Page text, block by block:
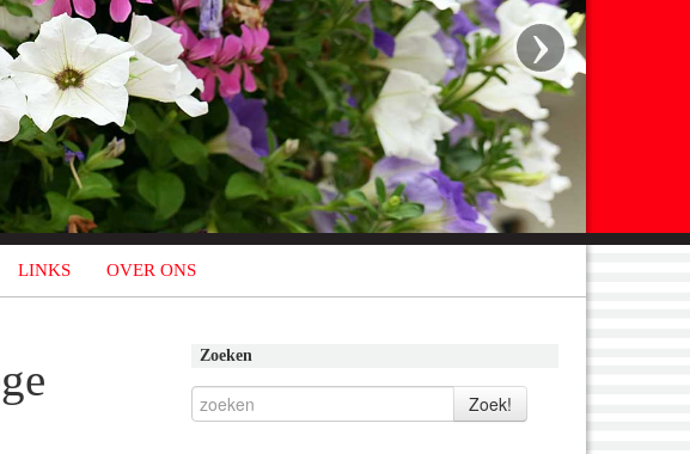
›
LINKS OVER ONS
Zoeken